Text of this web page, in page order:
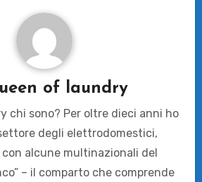
of laundry
chi sono? Per oltre dieci anni ho
degli elettrodomestici,
alcune multinazionali del
– il comparto che comprende